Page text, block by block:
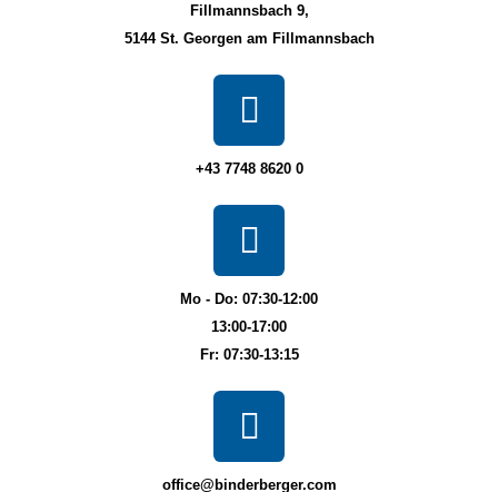
Fillmannsbach 9,
5144 St. Georgen am Fillmannsbach
+43 7748 8620 0
Mo - Do: 07:30-12:00
13:00-17:00
Fr: 07:30-13:15
office@binderberger.com